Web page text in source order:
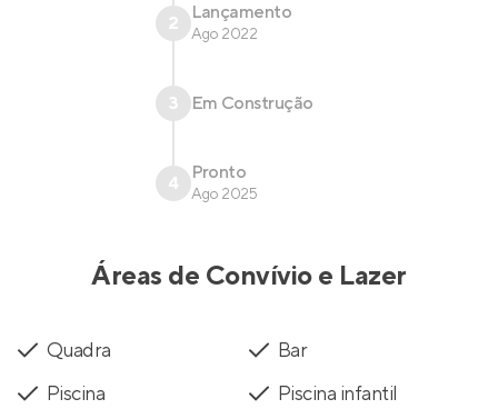
2 Lançamento
Ago 2022
3 Em Construção
4 Pronto
Ago 2025
Áreas de Convívio e Lazer
Quadra
Bar
Piscina
Piscina infantil